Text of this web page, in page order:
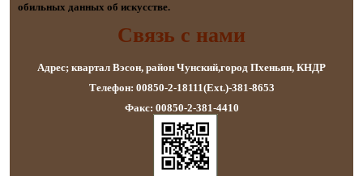
обильных данных об искусстве.
Связь с нами
Адрес; квартал Вэсон, район Чунский,город Пхеньян, КНДР
Телефон: 00850-2-18111(Ext.)-381-8653
Факс: 00850-2-381-4410